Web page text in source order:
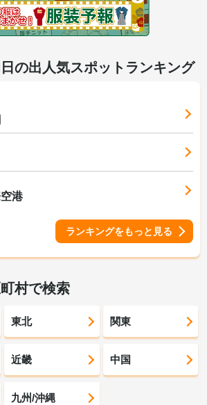
の出人気スポットランキング
港
ランキングをもっと見る
村で検索
東北 関東
近畿 中国
九州/沖縄